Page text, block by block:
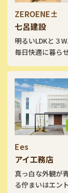
ZEROENE±
七呂建設
明るいLDKと３
毎日快適に暮ら
Ees
アイ工務店
真っ白な外観が
る佇まいはエン